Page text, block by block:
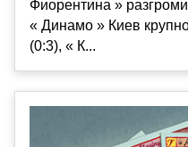
Фиорентина »
« Динамо » Киев
(0:3), « К...